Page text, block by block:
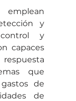
emplean
y
y
capaces
que
de
de